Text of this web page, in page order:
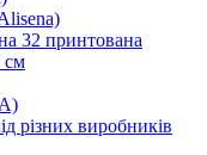
32 принтована
см
різних виробників